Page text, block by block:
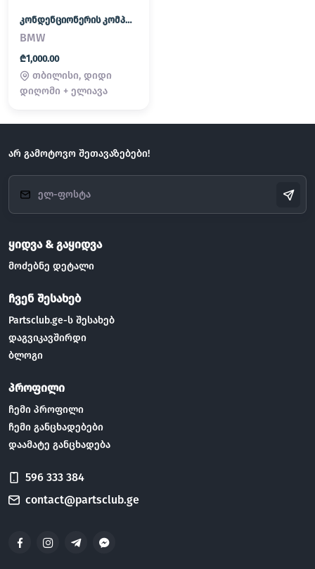
კონდენციონერის კომპრესორი/KONDENCIONERIS KOMPRESORI
BMW
₾1,000.00
თბილისი, დიდი
დიღომი + ელიავა
არ გამოტოვო შეთავაზებები!
ყიდვა & გაყიდვა
მოძებნე დეტალი
ჩვენ შესახებ
Partsclub.ge-ს შესახებ
დაგვიკავშირდი
ბლოგი
პროფილი
ჩემი პროფილი
ჩემი განცხადებები
დაამატე განცხადება
596 333 384
contact@partsclub.ge